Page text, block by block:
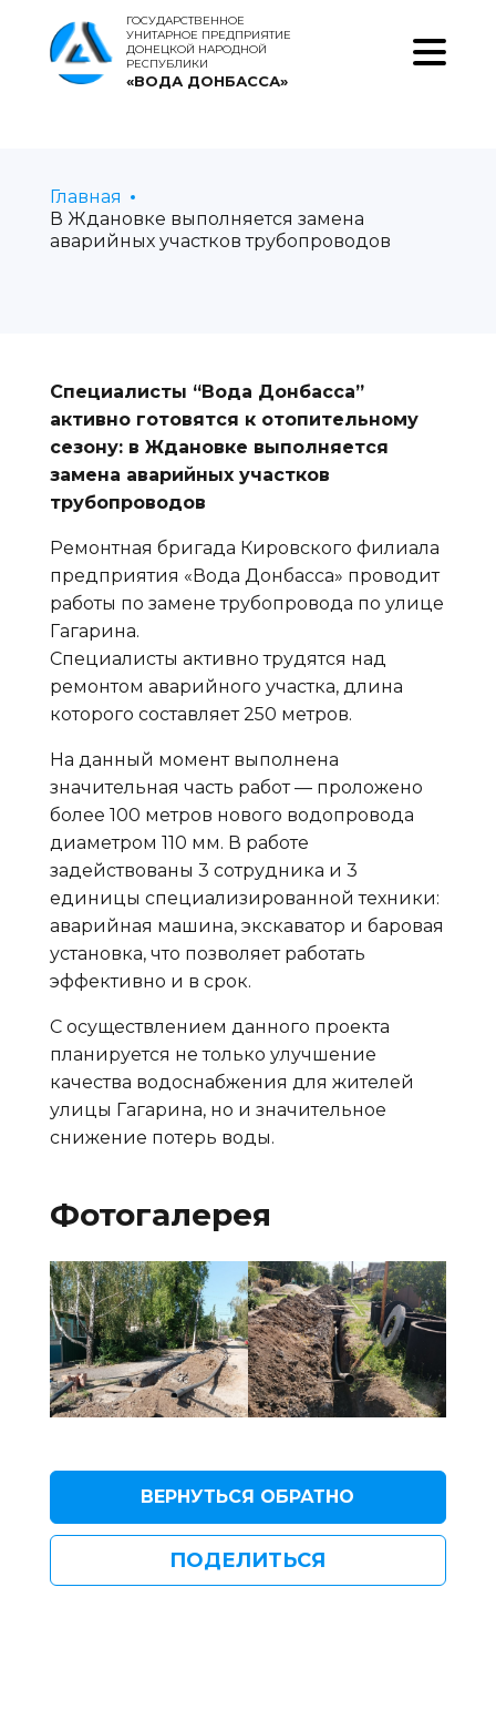
ГОСУДАРСТВЕННОЕ
УНИТАРНОЕ ПРЕДПРИЯТИЕ
ДОНЕЦКОЙ НАРОДНОЙ
РЕСПУБЛИКИ
«ВОДА ДОНБАССА»
Главная
В Ждановке выполняется замена
аварийных участков трубопроводов
Специалисты “Вода Донбасса”
активно готовятся к отопительному
сезону: в Ждановке выполняется
замена аварийных участков
трубопроводов
Ремонтная бригада Кировского филиала
предприятия «Вода Донбасса» проводит
работы по замене трубопровода по улице
Гагарина.
Специалисты активно трудятся над
ремонтом аварийного участка, длина
которого составляет 250 метров.
На данный момент выполнена
значительная часть работ — проложено
более 100 метров нового водопровода
диаметром 110 мм. В работе
задействованы 3 сотрудника и 3
единицы специализированной техники:
аварийная машина, экскаватор и баровая
установка, что позволяет работать
эффективно и в срок.
С осуществлением данного проекта
планируется не только улучшение
качества водоснабжения для жителей
улицы Гагарина, но и значительное
снижение потерь воды.
Фотогалерея
ВЕРНУТЬСЯ ОБРАТНО
ПОДЕЛИТЬСЯ